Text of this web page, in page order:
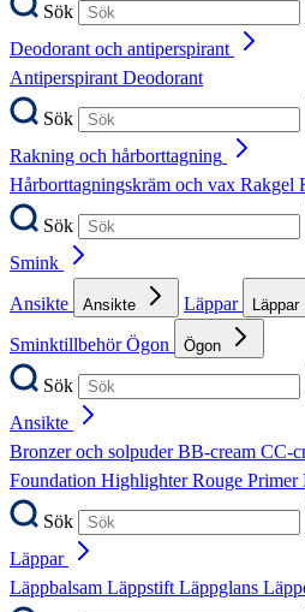
Sök
Deodorant och antiperspirant
AntiperspirantDeodorant
Sök
Rakning och hårborttagning
Hårborttagningskräm och vax Rakgel
Sök
Smink
Ansikte
Ansikte Läppar Läppar
SminktillbehörÖgon Ögon
Sök
Ansikte
Bronzer och solpuderBB-cream CC-
Foundation HighlighterRouge Primer
Sök
Läppar
Läppbalsam LäppstiftLäppglans